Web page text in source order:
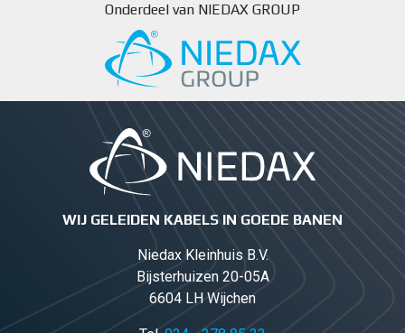
Onderdeel van NIEDAX GROUP
WIJ GELEIDEN KABELS IN GOEDE BANEN
Niedax Kleinhuis B.V.
Bijsterhuizen 20-05A
6604 LH Wijchen